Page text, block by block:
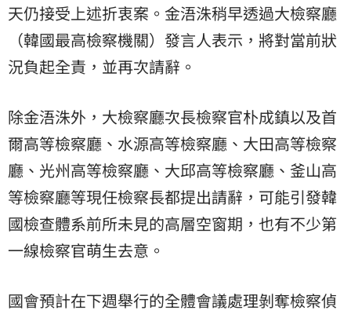
天仍接受上述折衷案。金浯洙稍早透過大檢察廳
（韓國最高檢察機關）發言人表示，將對當前狀
況負起全責，並再次請辭。
除金浯洙外，大檢察廳次長檢察官朴成鎮以及首
爾高等檢察廳、水源高等檢察廳、大田高等檢察
廳、光州高等檢察廳、大邱高等檢察廳、釜山高
等檢察廳等現任檢察長都提出請辭，可能引發韓
國檢查體系前所未見的高層空窗期，也有不少第
一線檢察官萌生去意。
國會預計在下週舉行的全體會議處理剝奪檢察偵